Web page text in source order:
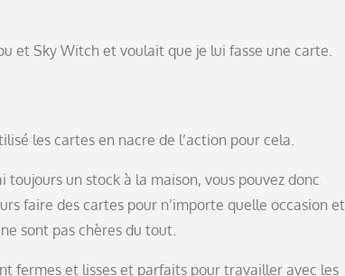
et Sky Witch et voulait que je lui fasse une carte.
les cartes en nacre de l’action pour cela.
toujours un stock à la maison, vous pouvez donc
faire des cartes pour n’importe quelle occasion et
sont pas chères du tout.
fermes et lisses et parfaits pour travailler avec les